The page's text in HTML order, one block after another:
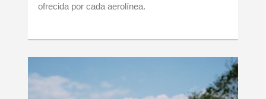
ofrecida por cada aerolínea.